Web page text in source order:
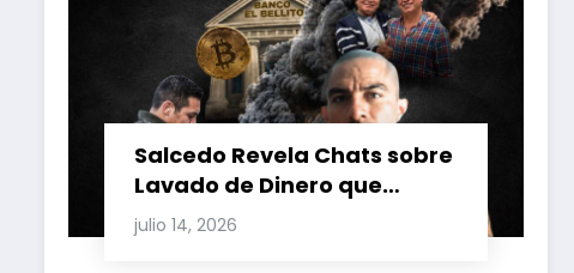
venezolana
Salcedo Revela Chats sobre
Lavado de Dinero que
Involucran a Glas, Correa y
Juan Fernando Petro en el
julio 14, 2026